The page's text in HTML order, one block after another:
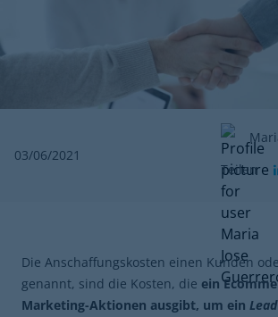
03/06/2021
Teilen
Die Anschaffungskosten einen Kunden
genannt, sind die Kosten, die ein
Marketing-Aktionen ausgibt, um ein Lead